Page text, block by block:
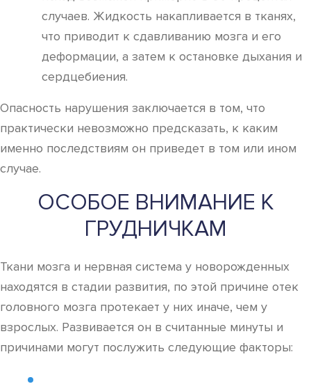
случаев. Жидкость накапливается в тканях,
что приводит к сдавливанию мозга и его
деформации, а затем к остановке дыхания и
сердцебиения.
Опасность нарушения заключается в том, что
практически невозможно предсказать, к каким
именно последствиям он приведет в том или ином
случае.
ОСОБОЕ ВНИМАНИЕ К
ГРУДНИЧКАМ
Ткани мозга и нервная система у новорожденных
находятся в стадии развития, по этой причине отек
головного мозга протекает у них иначе, чем у
взрослых. Развивается он в считанные минуты и
причинами могут послужить следующие факторы: